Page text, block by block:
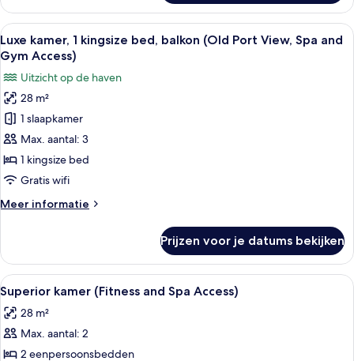
(Opera
Suite)
Alle
foto's
voor
Luxe
kamer,
kingsize
bed,
balkon
Port
and
Gym
Access)
laden
Een balkon met uitzicht op een
5
Luxe kamer, 1 kingsize bed, balkon (Old Port View, Spa and
Gym Access)
Uitzicht op de haven
28 m²
1 slaapkamer
Max. aantal: 3
1 kingsize bed
Gratis wifi
Meer informatie
Meer
kamer,
kingsize
bed,
balkon
(Old
Prijzen voor je datums bekijken
Alle
foto's
voor
Superior
kamer
Luxe beddengoed, pillowtop-
4
Superior kamer (Fitness and Spa Access)
28 m²
Max. aantal: 2
2 eenpersoonsbedden